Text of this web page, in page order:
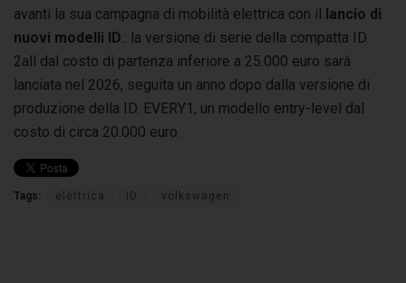
avanti la sua campagna di mobilità elettrica con il lancio di
nuovi modelli ID .: la versione di serie della compatta ID.
2all dal costo di partenza inferiore a 25.000 euro sarà
lanciata nel 2026, seguita un anno dopo dalla versione di
produzione della ID. EVERY1, un modello entry-level dal
costo di circa 20.000 euro.
Tags: elettrica ID. volkswagen